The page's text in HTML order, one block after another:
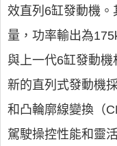
效直列6缸發動機
量，功率輸出為
與上一代6缸發動機
新的直列式發動機
和凸輪廓線變換（
駕駛操控性能和靈